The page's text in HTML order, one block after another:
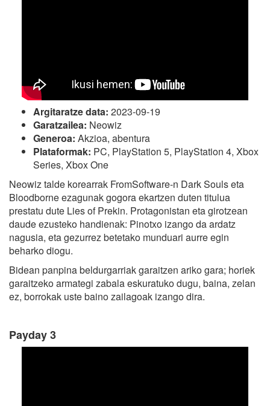
Argitaratze data: 2023-09-19
Garatzailea: Neowiz
Generoa: Akzioa, abentura
Plataformak: PC, PlayStation 5, PlayStation 4, Xbox
Series, Xbox One
Neowiz talde korearrak FromSoftware-n Dark Souls eta
Bloodborne ezagunak gogora ekartzen duten titulua
prestatu dute Lies of Prekin. Protagonistan eta girotzean
daude ezusteko handienak: Pinotxo izango da ardatz
nagusia, eta gezurrez betetako munduari aurre egin
beharko diogu.
Bidean panpina beldurgarriak garaitzen ariko gara; horiek
garaitzeko armategi zabala eskuratuko dugu, baina, zelan
ez, borrokak uste baino zailagoak izango dira.
Payday 3